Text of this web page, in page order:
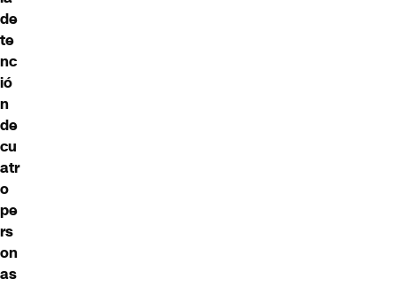
de
te
nc
ió
n
de
cu
atr
o
pe
rs
on
as